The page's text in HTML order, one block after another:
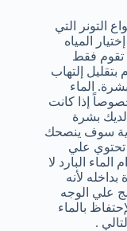
التونر التي
المياه
تقوم فقط
إلتهاب
الماء
إذا كانت
بشرة
سوف ينصحك
تحتوي علي
الماء البارد لا
لأنه
علي الوجه
بالماء
.